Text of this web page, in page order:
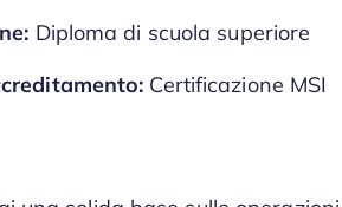
Diploma di scuola superiore
Certificazione MSI